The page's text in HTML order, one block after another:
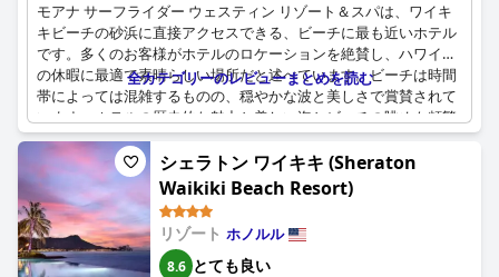
モアナ サーフライダー ウェスティン リゾート＆スパは、ワイキ
キビーチの砂浜に直接アクセスできる、ビーチに最も近いホテル
です。多くのお客様がホテルのロケーションを絶賛し、ハワイで
の休暇に最適で素晴らしい場所だと述べています。ビーチは時間
帯によっては混雑するものの、穏やかな波と美しさで賞賛されて
います。ホテルの歴史的な魅力と美しい海とビーチの眺めも頻繁
に言及されています。多くのお客様が、ビーチラウンジ、椅子、
デイベッド、ビーチバーなど、ビーチへのアクセスが非常に便利
であることを高く評価しています。ホテルからビーチへのアクセ
スが容易なだけでなく、ショップやレストランなどの都市のアメ
ニティにも近く、便利です。全体として、ロケーションとビーチ
へのアクセスは、この素敵なホテルの際立った特徴です。
全カテゴリーのレビューまとめを読む
シェラトン ワイキキ (Sheraton
Waikiki Beach Resort)
リゾート ホノルル
8.6 とても良い